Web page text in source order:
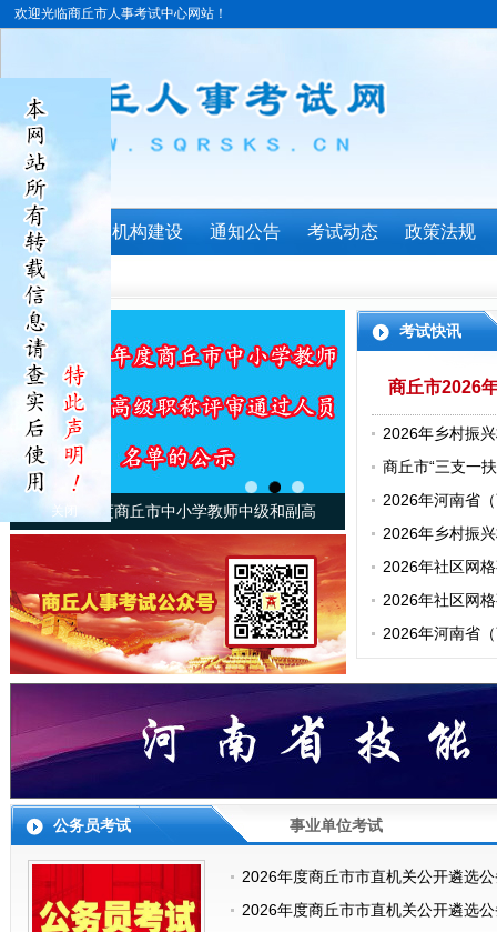
关闭
欢迎光临商丘市人事考试中心网站！
首页 机构建设 通知公告 考试动态 政策法规
关于2025年度商丘市中小学教师中级和副高
级职称评审通过人员名单的公示
考试快讯
商丘市2026
2026年乡村振
人员公示（第二
商丘市“三支一
员名单
2026年河南省
考面试公告
2026年乡村振
人员公示
2026年社区网
人员公示
2026年社区网
审人员公告
2026年河南省
公务员考试 事业单位考试
2026年度商丘市市直机关公开遴选
2026年度商丘市市直机关公开遴选